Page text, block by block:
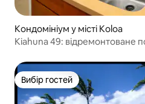
Кондомініум у місті Koloa
Kiahuna 49: відремонтоване
Вибір гостей
Вибір гостей